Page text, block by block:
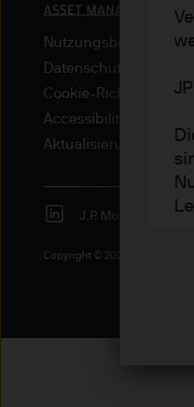
Datenschutzrichtlinien
Cookie-Richtlinien
Accessibility
Aktualisierungen von
J.P. Morgan
Copyright © 2026 JPMorgan